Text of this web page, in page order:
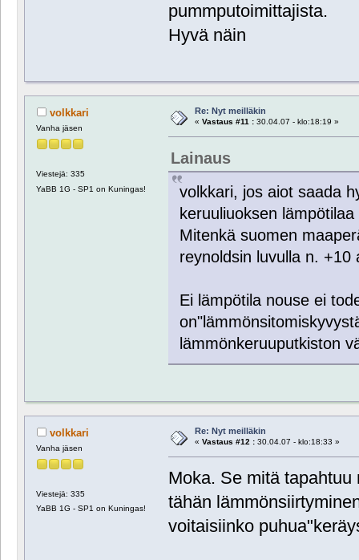
pummputoimittajista.
Hyvä näin
volkkari
Vanha jäsen
Viestejä: 335
YaBB 1G - SP1 on Kuningas!
Re: Nyt meilläkin
« Vastaus #11 :30.04.07 - klo:18:19 »
Lainaus
volkkari, jos aiot saada
keruuliuoksen
Mitenkä suomen
reynoldsin luvulla n. +10
Ei lämpötila nouse ei
lämmönkeruuputkiston
volkkari
Vanha jäsen
Viestejä: 335
YaBB 1G - SP1 on Kuningas!
Re: Nyt meilläkin
« Vastaus #12 :30.04.07 - klo:18:33 »
Moka. Se mitä
tähän
voitaisiinko